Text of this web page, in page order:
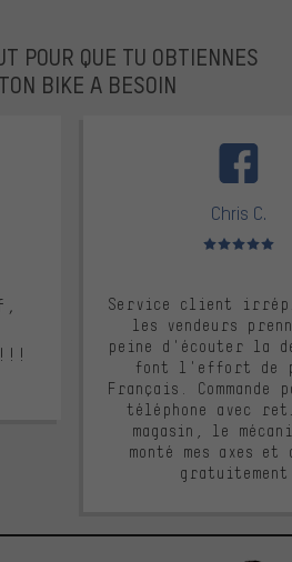
POUR QUE TU OBTIENNES
BIKE A BESOIN
5
Chris C.
Note moyenne :
Service client
les vendeurs
peine d'écouter la
font l'effort de
Français. Commande
téléphone avec
magasin, le
monté mes axes et